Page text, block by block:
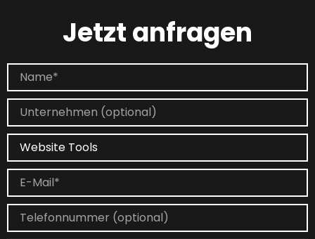
Jetzt anfragen